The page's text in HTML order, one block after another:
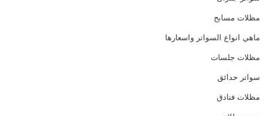
مظلات مسابح
ماهي انواع السواتر واسعارها
مظلات جلسات
سواتر حدائق
مظلات فنادق